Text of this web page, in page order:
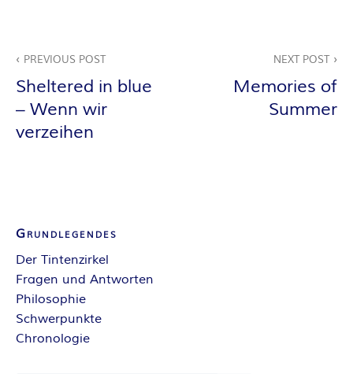
K
R
E
PREVIOUS POST
Sheltered in blue
– Wenn wir
verzeihen
NEXT POST
Memories of
Summer
Grundlegendes
Der Tintenzirkel
Fragen und Antworten
Philosophie
Schwerpunkte
Chronologie